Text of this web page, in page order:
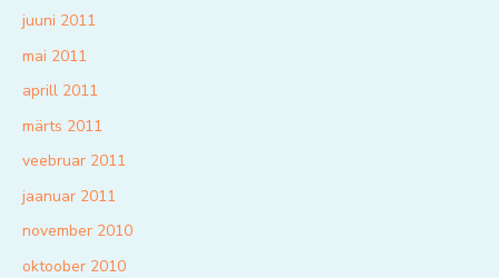
juuni 2011
mai 2011
aprill 2011
märts 2011
veebruar 2011
jaanuar 2011
november 2010
oktoober 2010